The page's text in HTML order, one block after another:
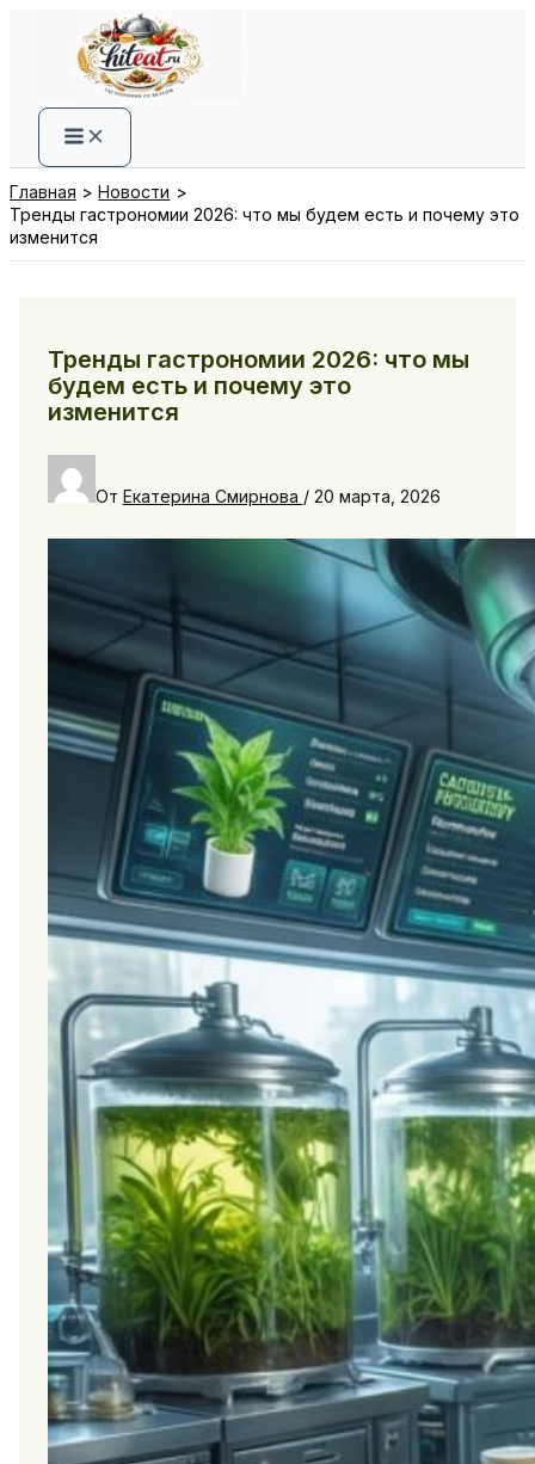
содержимому
Главная
Новости
Тренды гастрономии 2026: что мы будем есть и почему это
изменится
Тренды гастрономии 2026: что мы
будем есть и почему это
изменится
От Екатерина Смирнова / 20 марта, 2026